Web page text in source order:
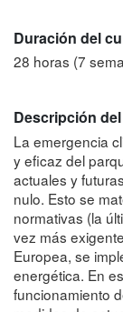
Duración del
28 horas (7
Descripción
La emergencia
y eficaz del
actuales y
nulo. Esto se
normativas (la
vez más
Europea, se
energética. En
funcionamiento